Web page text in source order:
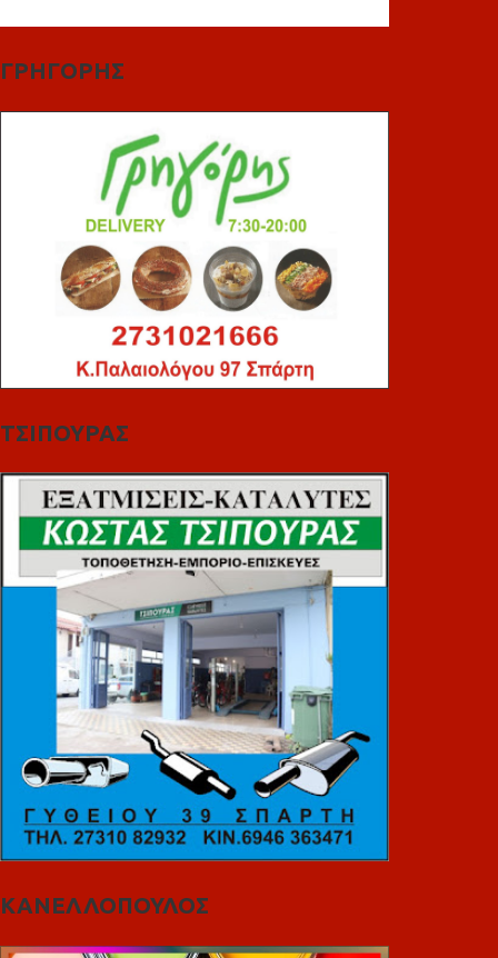
ΓΡΗΓΟΡΗΣ
ΤΣΙΠΟΥΡΑΣ
ΚΑΝΕΛΛΟΠΟΥΛΟΣ